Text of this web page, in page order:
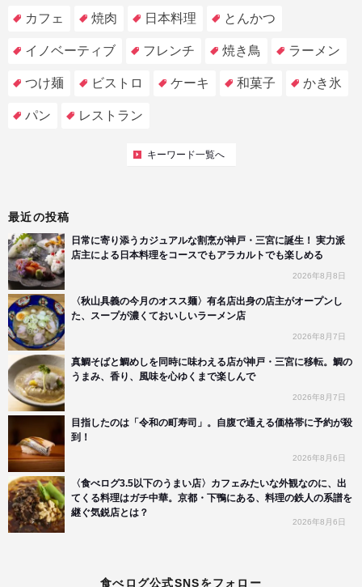
カフェ 焼肉 日本料理 とんかつ
イノベーティブ フレンチ 焼き鳥 ラーメン
つけ麺 ビストロ ケーキ 和菓子 かき氷
パン レストラン
キーワード一覧へ
最近の投稿
日常に寄り添うカジュアルな割烹が神戸・三宮に誕生！ 実力派
店主による日本料理をコースでもアラカルトでも楽しめる
2026年8月8日
〈秋山具義の今月のオスス麺〉有名店出身の店主がオープンし
た、スープが濃くておいしいラーメン店
2026年8月7日
真鯛そばと鯛めしを同時に味わえる店が神戸・三宮に移転。鯛の
うまみ、香り、風味を心ゆくまで楽しんで
2026年8月7日
目指したのは「令和の町寿司」。自腹で通える価格帯に予約が殺
到！
2026年8月6日
〈食べログ3.5以下のうまい店〉カフェみたいな外観なのに、出
てくる料理はガチ中華。京都・下鴨にある、料理の鉄人の系譜を
継ぐ気鋭店とは？
2026年8月6日
食べログ公式SNSをフォロー